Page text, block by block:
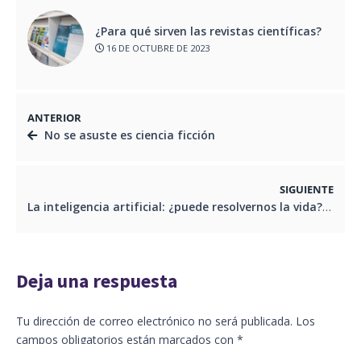
¿Para qué sirven las revistas científicas?
16 DE OCTUBRE DE 2023
ANTERIOR
No se asuste es ciencia ficción
SIGUIENTE
La inteligencia artificial: ¿puede resolvernos la vida?
Deja una respuesta
Tu dirección de correo electrónico no será publicada. Los
campos obligatorios están marcados con *